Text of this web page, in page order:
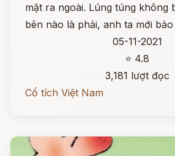
mặt ra ngoài. Lúng túng không
bên nào là phải, anh ta mới
05-11-2021
⭐ 4.8
3,181 lượt đọc
Cổ tích Việt Nam